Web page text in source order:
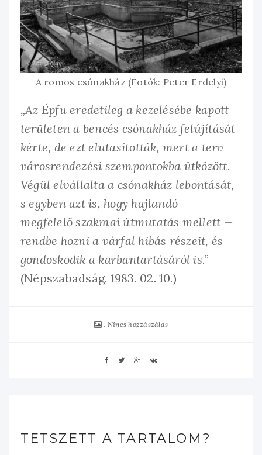
A romos csónakház (Fotók: Peter Erdelyi)
„Az Épfu eredetileg a kezelésébe kapott
területen a bencés csónakház felújítását
kérte, de ezt elutasították, mert a terv
városrendezési szempontokba ütközött.
Végül elvállalta a csónakház lebontását,
s egyben azt is, hogy hajlandó —
megfelelő szakmai útmutatás mellett —
rendbe hozni a várfal hibás részeit, és
gondoskodik a karbantartásáról is.”
(Népszabadság, 1983. 02. 10.)
Nincs hozzászálás
TETSZETT A TARTALOM?